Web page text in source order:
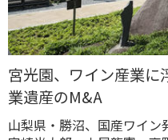
宮光園、ワイン産業に
業遺産のM&A
山梨県・勝沼、国産ワイン